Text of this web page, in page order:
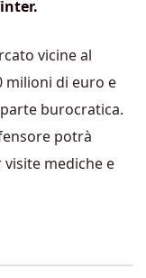
vicine al
milioni di euro e
burocratica.
potrà
mediche e